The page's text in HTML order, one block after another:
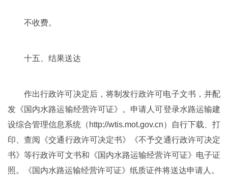
不收费。
十五、结果送达
作出行政许可决定后，将制发行政许可电子文书，并配
发《国内水路运输经营许可证》。申请人可登录水路运输建
设综合管理信息系统（http://wtis.mot.gov.cn）自行下载、打
印、查阅《交通行政许可决定书》《不予交通行政许可决定
书》等行政许可文书和《国内水路运输经营许可证》电子证
照。《国内水路运输经营许可证》纸质证件将送达申请人。